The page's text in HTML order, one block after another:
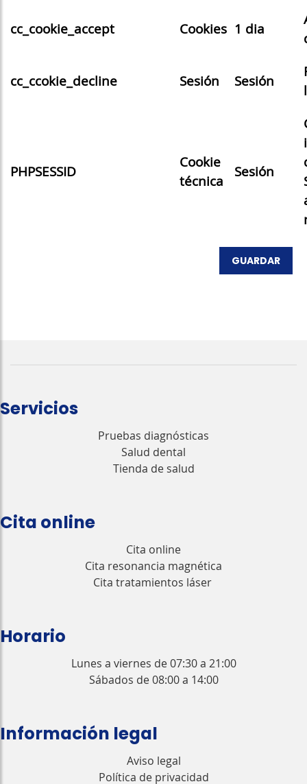
cc_cookie_accept Cookies 1 dia
cc_ccokie_decline Sesión Sesión
PHPSESSID
Cookie
técnica
Sesión
GUARDAR
Servicios
Pruebas diagnósticas
Salud dental
Tienda de salud
Cita online
Cita online
Cita resonancia magnética
Cita tratamientos láser
Horario
Lunes a viernes de 07:30 a 21:00
Sábados de 08:00 a 14:00
Información legal
Aviso legal
Política de privacidad